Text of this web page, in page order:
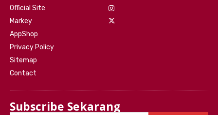
Official Site
Markey
AppShop
Privacy Policy
Sitemap
Contact
Subscribe Sekarang